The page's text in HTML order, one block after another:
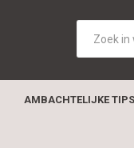
AMBACHTELIJKE TIPS